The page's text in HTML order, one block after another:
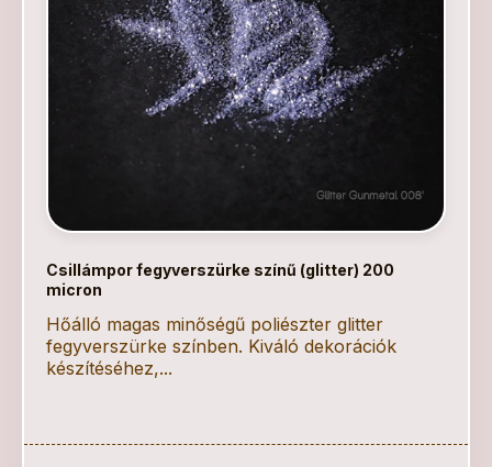
Csillámpor fegyverszürke színű (glitter) 200
micron
Hőálló magas minőségű poliészter glitter
fegyverszürke színben. Kiváló dekorációk
készítéséhez,...